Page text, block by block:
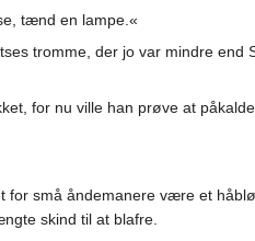
tænd en lampe.«
tromme, der jo var mindre
for nu ville han prøve at
små åndemanere være et
skind til at blafre.